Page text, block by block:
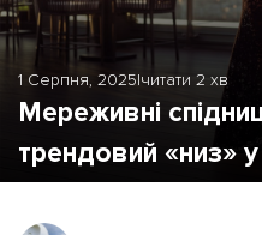
1 Серпня, 2025|читати 2 хв
Мереживні
трендовий «низ»